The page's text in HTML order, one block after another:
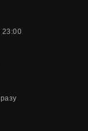
23:00